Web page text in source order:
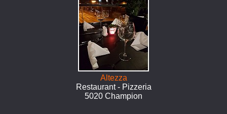
Altezza
Restaurant - Pizzeria
5020 Champion